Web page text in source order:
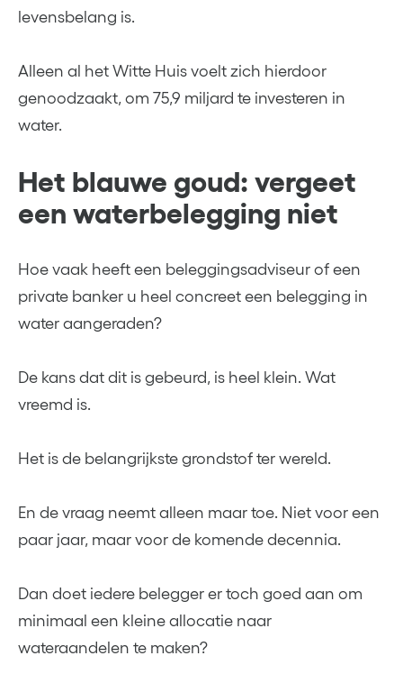
levensbelang is.
Alleen al het Witte Huis voelt zich hierdoor
genoodzaakt, om 75,9 miljard te investeren in
water.
Het blauwe goud: vergeet
een waterbelegging niet
Hoe vaak heeft een beleggingsadviseur of een
private banker u heel concreet een belegging in
water aangeraden?
De kans dat dit is gebeurd, is heel klein. Wat
vreemd is.
Het is de belangrijkste grondstof ter wereld.
En de vraag neemt alleen maar toe. Niet voor een
paar jaar, maar voor de komende decennia.
Dan doet iedere belegger er toch goed aan om
minimaal een kleine allocatie naar
wateraandelen te maken?